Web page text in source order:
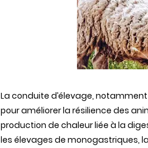
La conduite d’élevage,
pour améliorer la résilience des
production de chaleur liée à la
les élevages de monogastriques,